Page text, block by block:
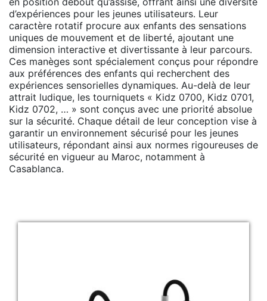
d’expériences pour les jeunes utilisateurs. Leur
caractère rotatif procure aux enfants des sensations
uniques de mouvement et de liberté, ajoutant une
dimension interactive et divertissante à leur parcours.
Ces manèges sont spécialement conçus pour répondre
aux préférences des enfants qui recherchent des
expériences sensorielles dynamiques. Au-delà de leur
attrait ludique, les tourniquets « Kidz 0700, Kidz 0701,
Kidz 0702, … » sont conçus avec une priorité absolue
sur la sécurité. Chaque détail de leur conception vise à
garantir un environnement sécurisé pour les jeunes
utilisateurs, répondant ainsi aux normes rigoureuses de
sécurité en vigueur au Maroc, notamment à
Casablanca.